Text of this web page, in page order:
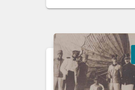
originale
€10.00.
attuale
€9.50.